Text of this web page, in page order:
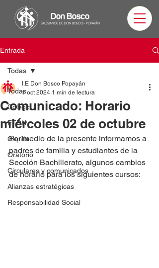
Entrada
Todas
Colegio
ETDH
Capilla
Oratorio
Circulares y comunicados
Alianzas estratégicas
Responsabilidad Social
Todas
Comunicado: Horario
miércoles 02 de octubre
I.E Don Bosco Popayán
1 oct 2024 1 min de lectura
Por medio de la presente informamos a
padres de familia y estudiantes de la
Sección Bachillerato, algunos cambios
de horario para los siguientes cursos: